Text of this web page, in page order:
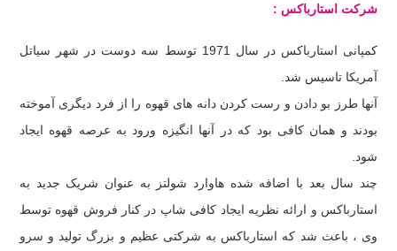
شرکت استارباکس :
کمپانی استارباکس در سال 1971 توسط سه دوست در شهر سیاتل
آمریکا تاسیس شد.
آنها طرز بو دادن و رست کردن دانه های قهوه را از فرد دیگری آموخته
بودند و همان کافی بود که در آنها انگیزه ورود به عرصه قهوه ایجاد
شود.
چند سال بعد با اضافه شده هاوارد شولتز به عنوان شریک جدید به
استارباکس و ارائه نظریه ایجاد کافی شاپ در کنار فروش قهوه توسط
وی ، باعث شد که استارباکس به شرکتی عظیم و بزرگ تولید و سرو